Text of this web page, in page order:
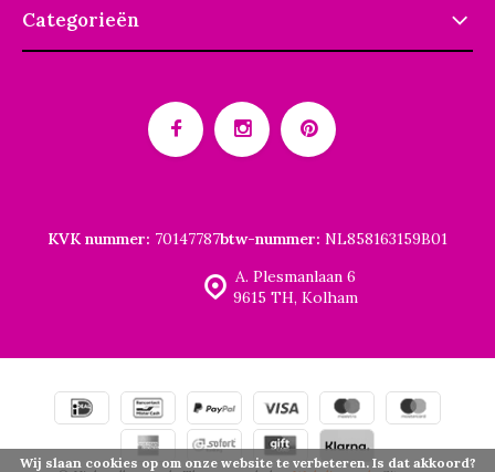
Categorieën
A. Plesmanlaan 6
9615 TH, Kolham
KVK nummer: 70147787btw-nummer: NL858163159B01
Wij slaan cookies op om onze website te verbeteren. Is dat akkoord?